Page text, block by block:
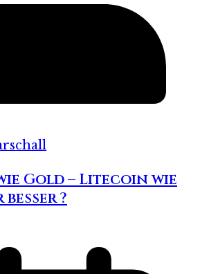
Gold – Litecoin wie
?